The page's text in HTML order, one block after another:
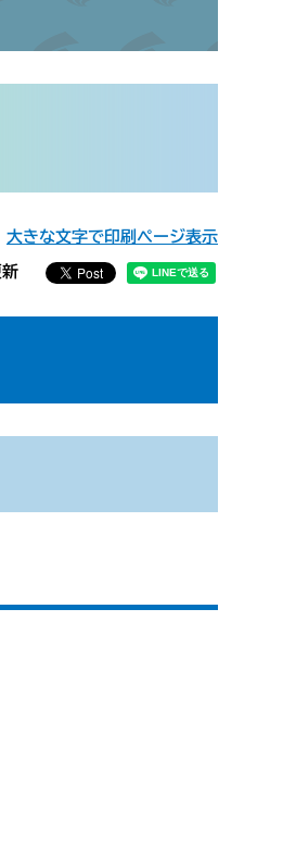
大きな文字で印刷ページ表示